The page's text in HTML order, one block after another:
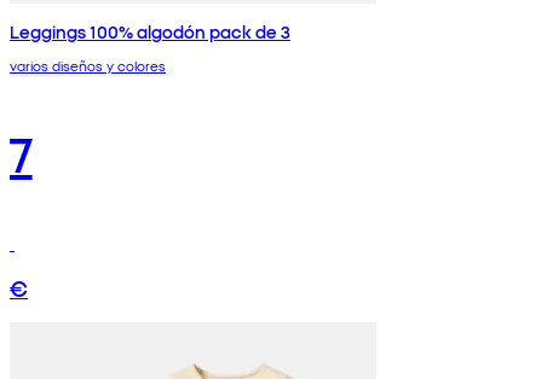
Leggings 100% algodón pack de 3
varios diseños y colores
7
€